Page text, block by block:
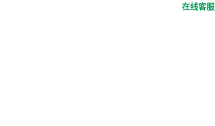
在线客服